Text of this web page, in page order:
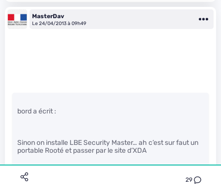
29
MasterDav
Le 24/04/2013 à 09h49
bord a écrit :
Sinon on installe LBE Security Master… ah c’est sur faut un
portable Rooté et passer par le site d’XDA